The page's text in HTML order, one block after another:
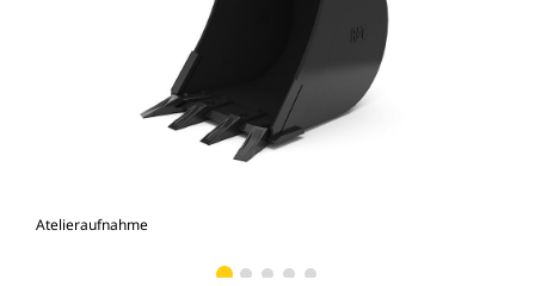
Atelieraufnahme